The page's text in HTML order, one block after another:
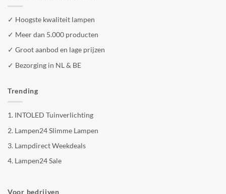
✓ Hoogste kwaliteit lampen
✓ Meer dan 5.000 producten
✓ Groot aanbod en lage prijzen
✓ Bezorging in NL & BE
Trending
1. INTOLED Tuinverlichting
2. Lampen24 Slimme Lampen
3. Lampdirect Weekdeals
4. Lampen24 Sale
Voor bedrijven